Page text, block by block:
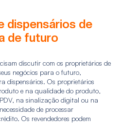
dispensários de
de futuro
discutir com os proprietários de
negócios para o futuro,
dispensários. Os proprietários
e na qualidade do produto,
na sinalização digital ou na
de processar
Os revendedores podem